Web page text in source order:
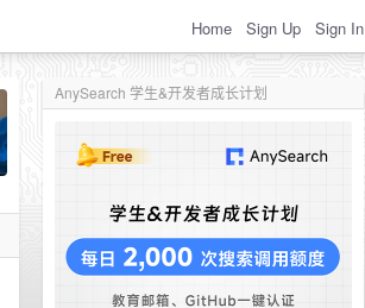
Home Sign Up Sign In
AnySearch 学生&开发者成长计划